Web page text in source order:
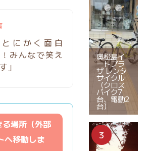
とにかく面白
みんなで笑え
」
る場所（外部
へ移動しま
奥松島イ
ートプラ
ザ レンタ
サイクル
（クロス
バイク7
台、電動2
台）